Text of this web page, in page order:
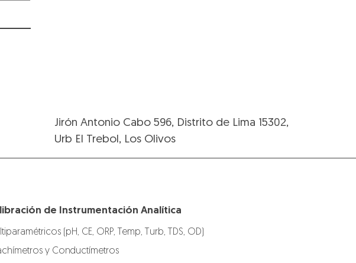
Jirón Antonio Cabo 596, Distrito de Lima 15302,
Urb El Trebol, Los Olivos
de Instrumentación Analítica
(pH, CE, ORP, Temp, Turb, TDS, OD)
y Conductímetros